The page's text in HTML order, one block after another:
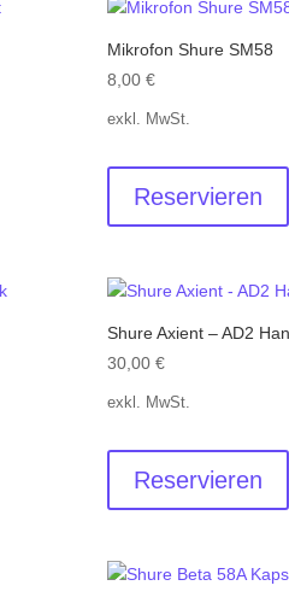
Mikrofon Shure SM58
8,00 €
exkl. MwSt.
Reservieren
Shure Axient – AD2
30,00 €
exkl. MwSt.
Reservieren